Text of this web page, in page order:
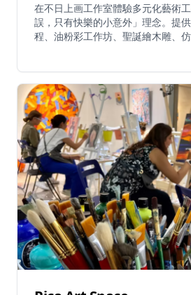
在不日上画工作室體驗多元化藝術
誤，只有快樂的小意外」理念。提
程、油粉彩工作坊、聖誕繪木雕、
供2025年水彩基礎班恒常課程，讓
驗。所有課程適合初學者至資深創
可製作節日明信片、新年招財貓、
食物模型。工作室提供舒適環境，
常，探索藝術創意與自我發現。